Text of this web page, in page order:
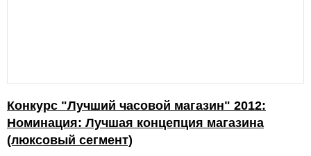
Конкурс "Лучший часовой магазин" 2012:
Номинация: Лучшая концепция магазина
(люксовый сегмент)